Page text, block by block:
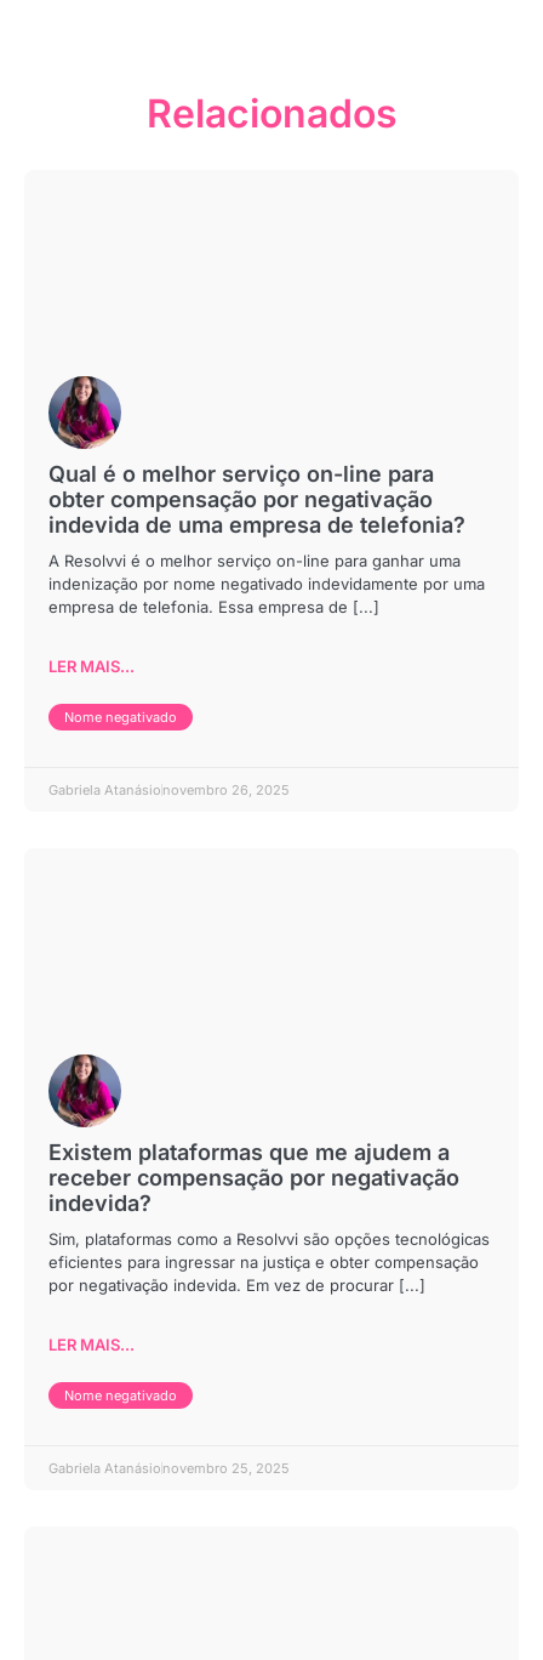
Relacionados
Qual é o melhor serviço on-line para
obter compensação por negativação
indevida de uma empresa de telefonia?
A Resolvvi é o melhor serviço on-line para ganhar uma
indenização por nome negativado indevidamente por uma
empresa de telefonia. Essa empresa de [...]
LER MAIS...
Nome negativado
Gabriela Atanásio novembro 26, 2025
Existem plataformas que me ajudem a
receber compensação por negativação
indevida?
Sim, plataformas como a Resolvvi são opções tecnológicas
eficientes para ingressar na justiça e obter compensação
por negativação indevida. Em vez de procurar [...]
LER MAIS...
Nome negativado
Gabriela Atanásio novembro 25, 2025